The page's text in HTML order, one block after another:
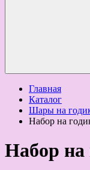
Главная
Каталог
Шары на
Набор на
Набор на